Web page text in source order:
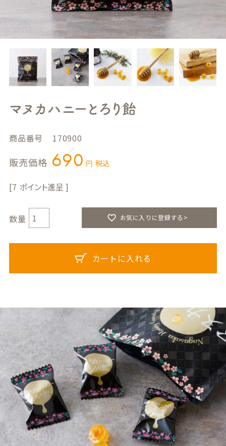
マヌカハニーとろり飴
商品番号 170900
販売価格 690 税込
7
お気に入りに登録する>
カートに入れる